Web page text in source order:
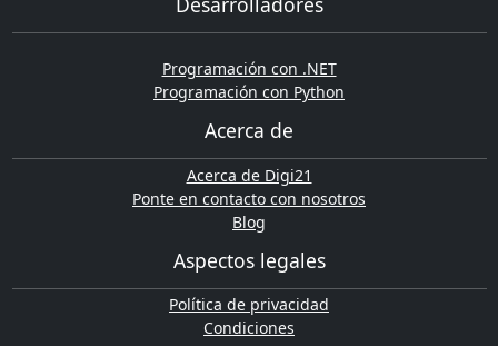
Programación con .NET
Programación con Python
Acerca de
Acerca de Digi21
Ponte en contacto con nosotros
Blog
Aspectos legales
Política de privacidad
Condiciones